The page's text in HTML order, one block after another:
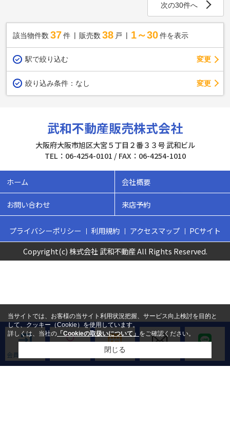
次の30件へ
該当物件数 37件 販売数 38 戸 1～30 件を表示
駅で絞り込む 変更
絞り込み条件： なし 変更
会員ログイン 来店予約
武和不動産販売株式会社
大阪府大阪市旭区大宮５丁目２番３３号 武和ビル
TEL：06-4254-0101 / FAX：06-4254-1010
ホーム 会社概要
お問い合わせ 来店予約
プライバシーポリシー 利用規約 アクセスマップ
PCサイト
Copyright(c) 株式会社 武和不動産 All Rights Reserved.
当サイトでは、お客様の当サイト利用状況把握、サービス向上検討を目的と
して、クッキー（Cookie）を使用しています。
詳しくは、当社の 「Cookieの取扱いについて」 をご確認ください。
閉じる